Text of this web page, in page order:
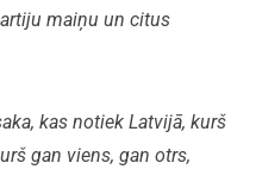
maiņu un citus
kas notiek Latvijā, kurš
gan viens, gan otrs,